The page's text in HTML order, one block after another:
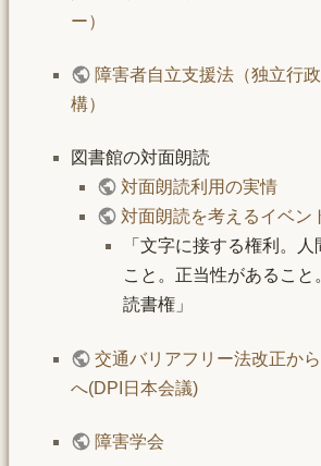
ー）
障害者自立支援法（独立行
構）
図書館の対面朗読
対面朗読利用の実情
対面朗読を考えるイベン
「文字に接する権利。
こと。正当性があること
読書権」
交通バリアフリー法改正か
へ(DPI日本会議)
障害学会